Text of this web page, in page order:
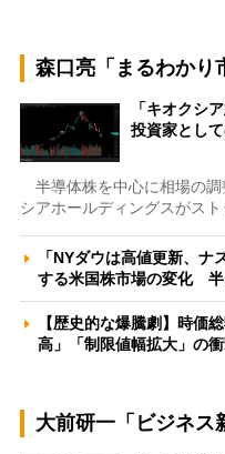
森口亮「まるわかり
「キオクシ
投資家とし
半導体株を中心に相場の調
シアホールディングスがス
「NYダウは高値更新、
する米国株市場の変化
【歴史的な爆騰劇】時価
高」「制限値幅拡大」
大前研一「ビジネス